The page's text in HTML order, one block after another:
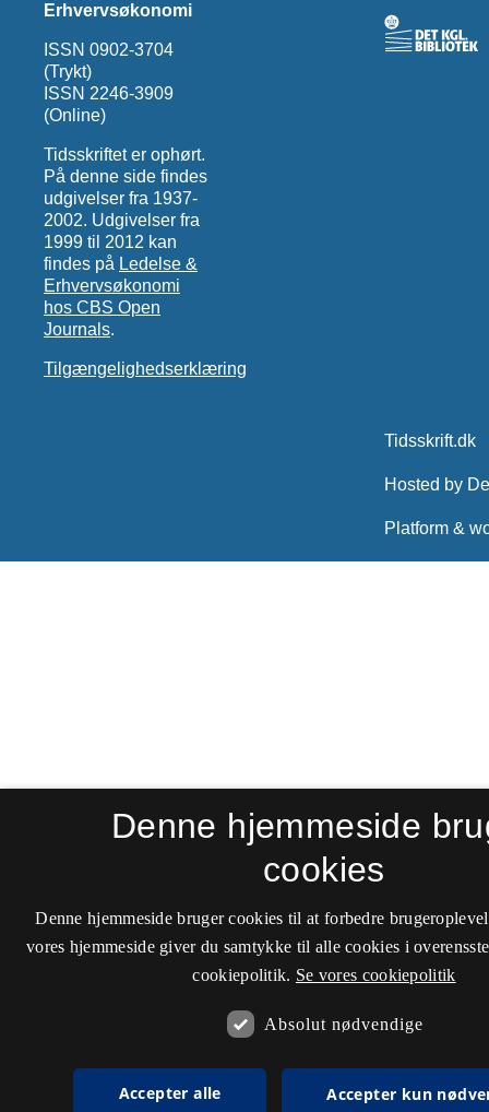
Erhvervsøkonomi
ISSN 0902-3704
(Trykt)
ISSN 2246-3909
(Online)
Tidsskriftet er ophørt.
På denne side findes
udgivelser fra 1937-
2002. Udgivelser fra
1999 til 2012 kan
findes på Ledelse &
Erhvervsøkonomi
hos CBS Open
Journals.
Tilgængelighedserklæring
Denne hjemmeside
cookies
Denne hjemmeside bruger cookies til at forbedre
vores hjemmeside giver du samtykke til alle cookies i
cookiepolitik. Se vores cookiepolitik
Absolut nødvendige
Accepter alle Accepter kun